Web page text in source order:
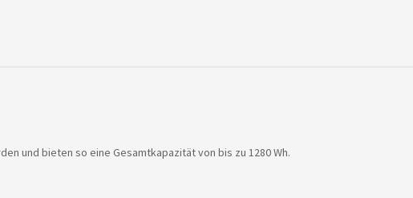
und bieten so eine Gesamtkapazität von bis zu 1280 Wh.